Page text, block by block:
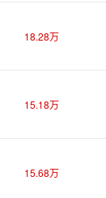
18.28万
15.18万
15.68万